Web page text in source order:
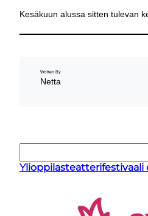
Kesäkuun alussa sitten tulevan
Written By
Netta
t
s